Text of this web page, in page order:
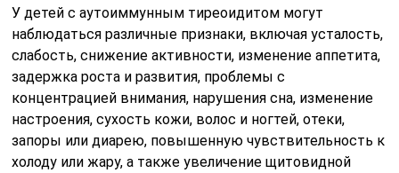
У детей с аутоиммунным тиреоидитом могут
наблюдаться различные признаки, включая усталость,
слабость, снижение активности, изменение аппетита,
задержка роста и развития, проблемы с
концентрацией внимания, нарушения сна, изменение
настроения, сухость кожи, волос и ногтей, отеки,
запоры или диарею, повышенную чувствительность к
холоду или жару, а также увеличение щитовидной